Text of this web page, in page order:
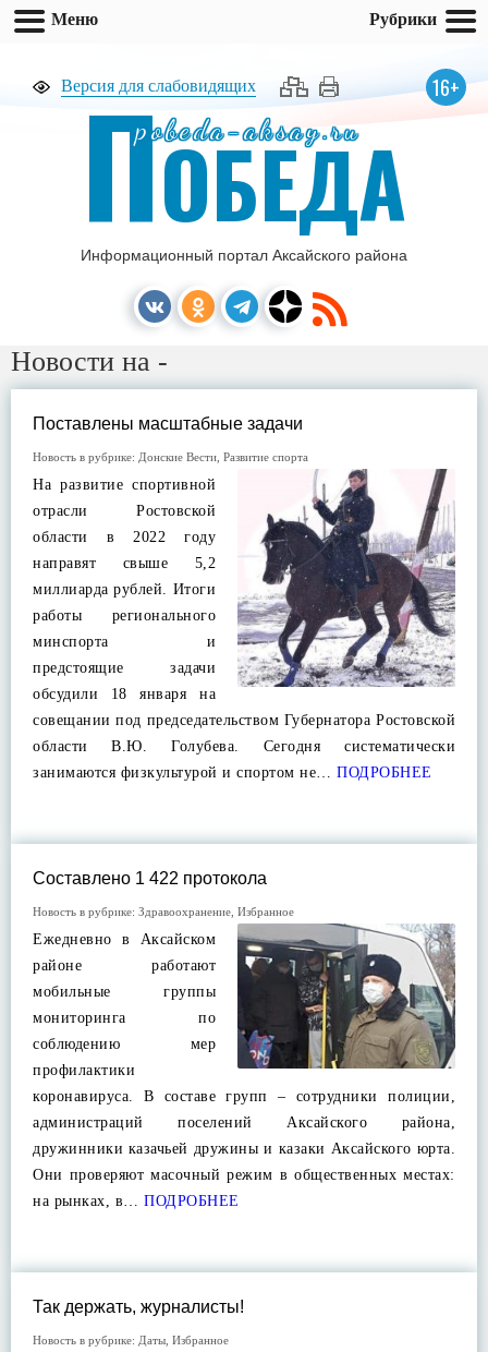
Версия для слабовидящих 16+
pobeda-aksay.ru
ПОБЕДА
Информационный портал Аксайского района
Новости на -
Поставлены масштабные задачи
Новость в рубрике: Донские Вести Развитие спорта
На развитие спортивной
отрасли Ростовской
области в 2022 году
направят свыше 5,2
миллиарда рублей. Итоги
работы регионального
минспорта и
предстоящие задачи
обсудили 18 января на
совещании под председательством Губернатора Ростовской
области В.Ю. Голубева. Сегодня систематически
занимаются физкультурой и спортом не… ПОДРОБНЕЕ
Составлено 1 422 протокола
Новость в рубрике: Здравоохранение Избранное
Ежедневно в Аксайском
районе работают
мобильные группы
мониторинга по
соблюдению мер
профилактики
коронавируса. В составе групп – сотрудники полиции,
администраций поселений Аксайского района,
дружинники казачьей дружины и казаки Аксайского юрта.
Они проверяют масочный режим в общественных местах:
на рынках, в… ПОДРОБНЕЕ
Так держать, журналисты!
Новость в рубрике: Даты Избранное
Меню Рубрики